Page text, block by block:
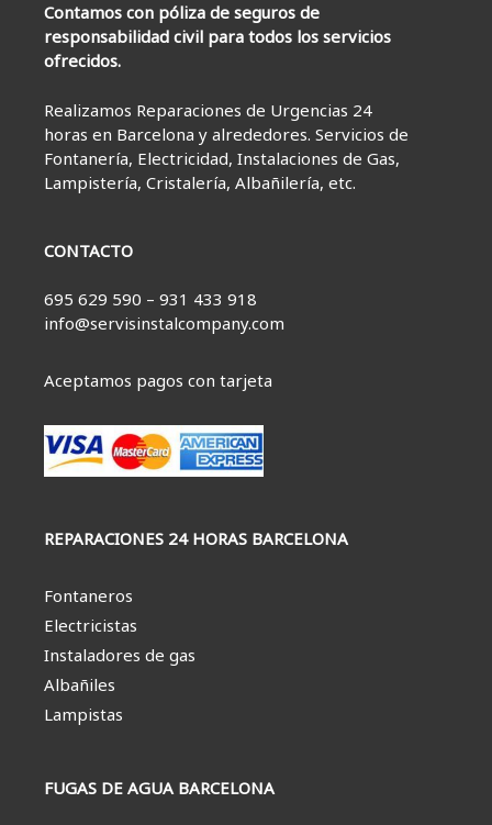
Contamos con póliza de seguros de
responsabilidad civil para todos los servicios
ofrecidos.
Realizamos Reparaciones de Urgencias 24
horas en Barcelona y alrededores. Servicios de
Fontanería, Electricidad, Instalaciones de Gas,
Lampistería, Cristalería, Albañilería, etc.
CONTACTO
695 629 590 – 931 433 918
info@servisinstalcompany.com
Aceptamos pagos con tarjeta
REPARACIONES 24 HORAS BARCELONA
Fontaneros
Electricistas
Instaladores de gas
Albañiles
Lampistas
FUGAS DE AGUA BARCELONA